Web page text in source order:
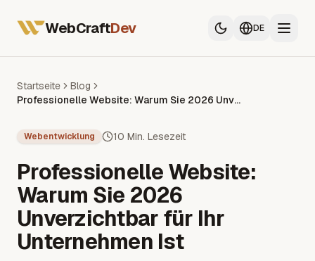
WebCraftDev DE
Alle Dienstleistungen
Webentwickler Frankreich
SEO & GEO
Webentwickler Frankreich
Startseite
Blog
Professionelle Website: Warum Sie 2026 Unverzichtbar für Ihr Unternehmen Ist
Webentwicklung 10 Min. Lesezeit
Professionelle Website:
Warum Sie 2026
Unverzichtbar für Ihr
Unternehmen Ist